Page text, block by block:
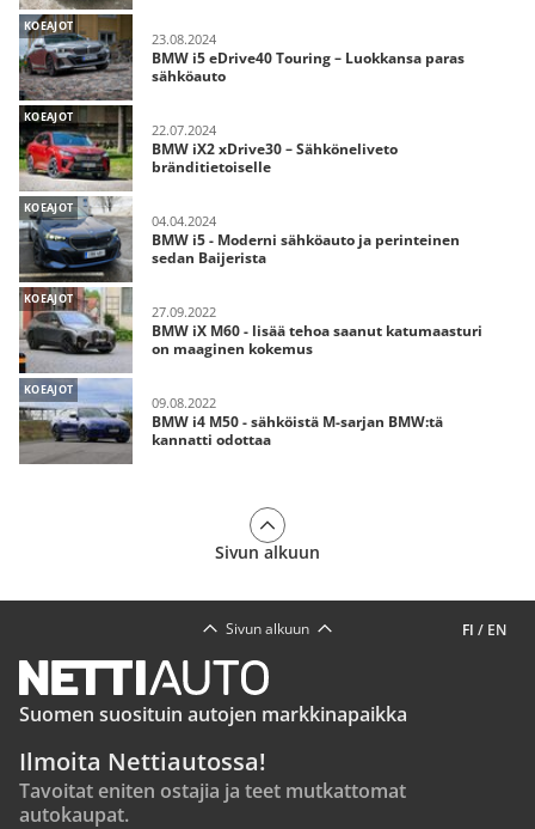
KOEAJOT
23.08.2024
BMW i5 eDrive40 Touring – Luokkansa paras
sähköauto
KOEAJOT
22.07.2024
BMW iX2 xDrive30 – Sähköneliveto
bränditietoiselle
KOEAJOT
04.04.2024
BMW i5 - Moderni sähköauto ja perinteinen
sedan Baijerista
KOEAJOT
27.09.2022
BMW iX M60 - lisää tehoa saanut katumaasturi
on maaginen kokemus
KOEAJOT
09.08.2022
BMW i4 M50 - sähköistä M-sarjan BMW:tä
kannatti odottaa
Sivun alkuun
FI / EN
Sivun alkuun
Suomen suosituin autojen markkinapaikka
Ilmoita Nettiautossa!
Tavoitat eniten ostajia ja teet mutkattomat
autokaupat.